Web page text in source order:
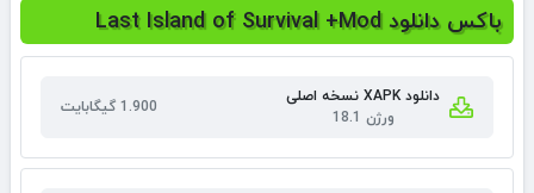
باکس دانلود Last Island of Survival +Mod
دانلود XAPK نسخه اصلی
ورژن 18.1
1.900 گیگابایت